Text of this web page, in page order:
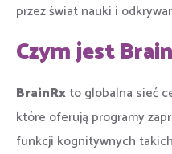
przez świat nauki i
Czym jest
BrainRxto globalna sieć
które oferują programy
funkcji kognitywnych